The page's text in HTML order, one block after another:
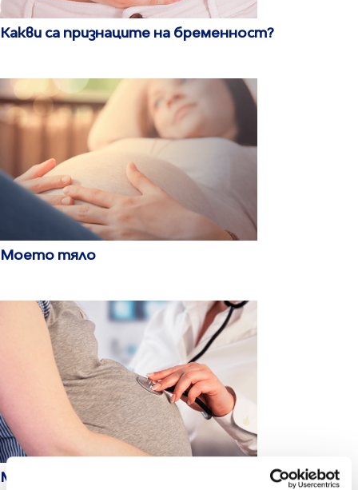
Какви са признаците на бременност?
Моето тяло
Моите изследвания